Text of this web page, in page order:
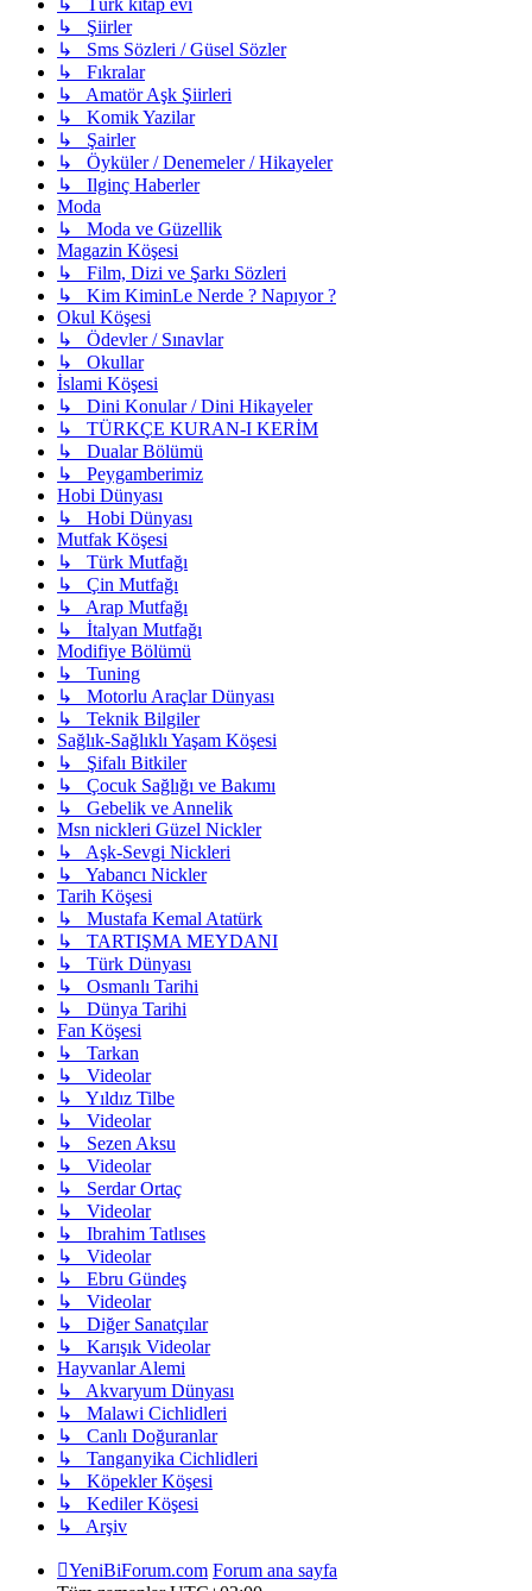
↳ Türk kitap evi
↳ Şiirler
↳ Sms Sözleri / Güsel Sözler
↳ Fıkralar
↳ Amatör Aşk Şiirleri
↳ Komik Yazilar
↳ Şairler
↳ Öyküler / Denemeler / Hikayeler
↳ Ilginç Haberler
Moda
↳ Moda ve Güzellik
Magazin Köşesi
↳ Film, Dizi ve Şarkı Sözleri
↳ Kim KiminLe Nerde ? Napıyor ?
Okul Köşesi
↳ Ödevler / Sınavlar
↳ Okullar
İslami Köşesi
↳ Dini Konular / Dini Hikayeler
↳ TÜRKÇE KURAN-I KERİM
↳ Dualar Bölümü
↳ Peygamberimiz
Hobi Dünyası
↳ Hobi Dünyası
Mutfak Köşesi
↳ Türk Mutfağı
↳ Çin Mutfağı
↳ Arap Mutfağı
↳ İtalyan Mutfağı
Modifiye Bölümü
↳ Tuning
↳ Motorlu Araçlar Dünyası
↳ Teknik Bilgiler
Sağlık-Sağlıklı Yaşam Köşesi
↳ Şifalı Bitkiler
↳ Çocuk Sağlığı ve Bakımı
↳ Gebelik ve Annelik
Msn nickleri Güzel Nickler
↳ Aşk-Sevgi Nickleri
↳ Yabancı Nickler
Tarih Köşesi
↳ Mustafa Kemal Atatürk
↳ TARTIŞMA MEYDANI
↳ Türk Dünyası
↳ Osmanlı Tarihi
↳ Dünya Tarihi
Fan Köşesi
↳ Tarkan
↳ Videolar
↳ Yıldız Tilbe
↳ Videolar
↳ Sezen Aksu
↳ Videolar
↳ Serdar Ortaç
↳ Videolar
↳ Ibrahim Tatlıses
↳ Videolar
↳ Ebru Gündeş
↳ Videolar
↳ Diğer Sanatçılar
↳ Karışık Videolar
Hayvanlar Alemi
↳ Akvaryum Dünyası
↳ Malawi Cichlidleri
↳ Canlı Doğuranlar
↳ Tanganyika Cichlidleri
↳ Köpekler Köşesi
↳ Kediler Köşesi
↳ Arşiv
YeniBiForum.com Forum ana sayfa